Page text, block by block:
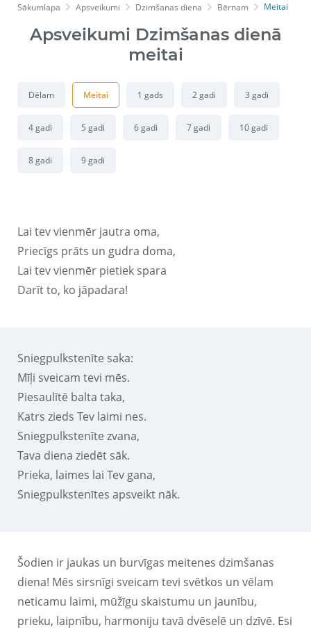
Sākumlapa Apsveikumi Dzimšanas diena Bērnam Meitai
Apsveikumi Dzimšanas dienā
meitai
Dēlam Meitai 1 gads 2 gadi 3 gadi
4 gadi 5 gadi 6 gadi 7 gadi 10 gadi
8 gadi 9 gadi
Lai tev vienmēr jautra oma,
Priecīgs prāts un gudra doma,
Lai tev vienmēr pietiek spara
Darīt to, ko jāpadara!
Sniegpulkstenīte saka:
Mīļi sveicam tevi mēs.
Piesaulītē balta taka,
Katrs zieds Tev laimi nes.
Sniegpulkstenīte zvana,
Tava diena ziedēt sāk.
Prieka, laimes lai Tev gana,
Sniegpulkstenītes apsveikt nāk.
Šodien ir jaukas un burvīgas meitenes dzimšanas
diena! Mēs sirsnīgi sveicam tevi svētkos un vēlam
neticamu laimi, mūžīgu skaistumu un jaunību,
prieku, laipnību, harmoniju tavā dvēselē un dzīvē. Esi